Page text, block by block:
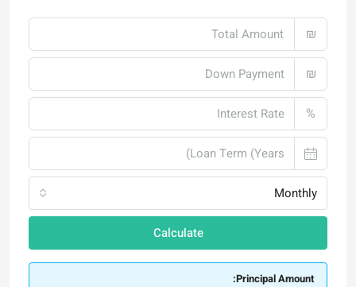
₪
₪
%
Monthly
Calculate
Principal Amount: